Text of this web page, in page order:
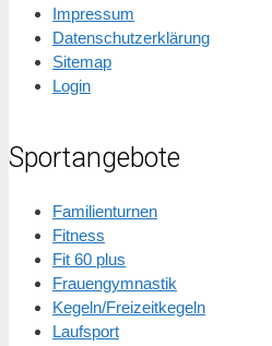
Impressum
Datenschutzerklärung
Sitemap
Login
Sportangebote
Familienturnen
Fitness
Fit 60 plus
Frauengymnastik
Kegeln/Freizeitkegeln
Laufsport